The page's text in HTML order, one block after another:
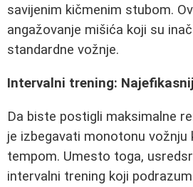
savijenim kičmenim stubom.
angažovanje mišića koji su
standardne vožnje.
Intervalni trening:
Da biste postigli maksimalne
je izbegavati monotonu vožnju
tempom. Umesto toga,
intervalni trening koji